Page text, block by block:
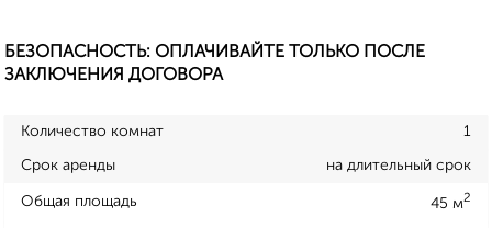
БЕЗОПАСНОСТЬ: ОПЛАЧИВАЙТЕ ТОЛЬКО ПОСЛЕ
ЗАКЛЮЧЕНИЯ ДОГОВОРА
Количество комнат 1
Срок аренды на длительный срок
Общая площадь 45 м2